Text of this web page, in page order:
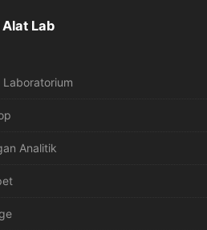
Lab
Laboratorium
Analitik